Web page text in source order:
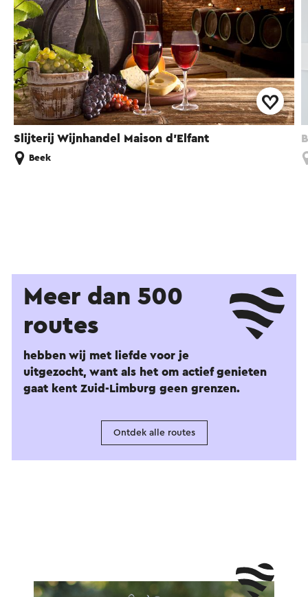
Slijterij Wijnhandel Maison d'Elfant
Beek
Meer dan 500
routes
hebben wij met liefde voor je
uitgezocht, want als het om actief genieten
gaat kent Zuid-Limburg geen grenzen.
Ontdek alle routes